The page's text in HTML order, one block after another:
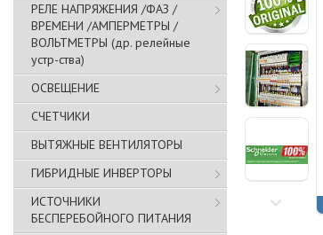
РЕЛЕ НАПРЯЖЕНИЯ /ФАЗ /
ВРЕМЕНИ /АМПЕРМЕТРЫ /
ВОЛЬТМЕТРЫ (др. релейные
устр-ства)
ОСВЕЩЕНИЕ
СЧЕТЧИКИ
ВЫТЯЖНЫЕ ВЕНТИЛЯТОРЫ
ГИБРИДНЫЕ ИНВЕРТОРЫ
ИСТОЧНИКИ
БЕСПЕРЕБОЙНОГО ПИТАНИЯ